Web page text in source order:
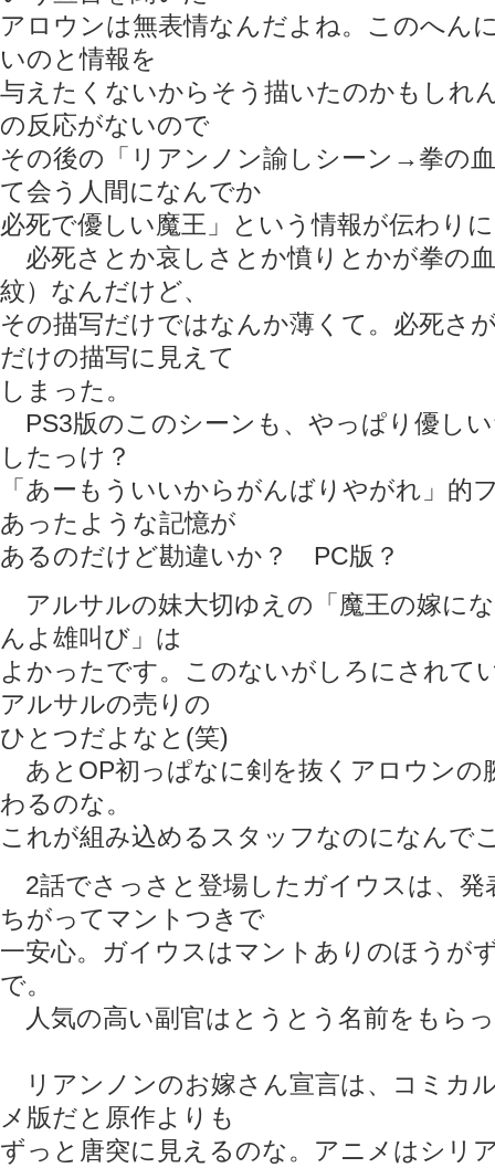
アロウンは無表情なんだよね。このへん
いのと情報を
与えたくないからそう描いたのかもしれ
の反応がないので
その後の「リアンノン諭しシーン→拳の
て会う人間になんでか
必死で優しい魔王」という情報が伝わり
必死さとか哀しさとか憤りとかが拳の
紋）なんだけど、
その描写だけではなんか薄くて。必死さ
だけの描写に見えて
しまった。
PS3版のこのシーンも、やっぱり優し
したっけ？
「あーもういいからがんばりやがれ」的
あったような記憶が
あるのだけど勘違いか？ PC版？
アルサルの妹大切ゆえの「魔王の嫁に
んよ雄叫び」は
よかったです。このないがしろにされて
アルサルの売りの
ひとつだよなと(笑)
あとOP初っぱなに剣を抜くアロウンの
わるのな。
これが組み込めるスタッフなのになん
2話でさっさと登場したガイウスは、発
ちがってマントつきで
一安心。ガイウスはマントありのほうが
で。
人気の高い副官はとうとう名前をもら
リアンノンのお嫁さん宣言は、コミカ
メ版だと原作よりも
ずっと唐突に見えるのな。アニメはシリ